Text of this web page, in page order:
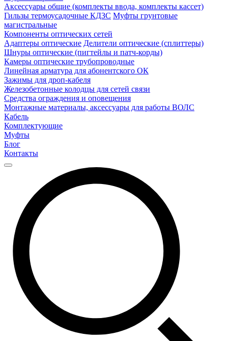
Аксессуары общие (комплекты ввода, комплекты кассет)
Гильзы термоусадочные КДЗС Муфты грунтовые
магистральные
Компоненты оптических сетей
Адаптеры оптические Делители оптические (сплиттеры)
Шнуры оптические (пигтейлы и патч-корды)
Камеры оптические трубопроводные
Линейная арматура для абонентского ОК
Зажимы для дроп-кабеля
Железобетонные колодцы для сетей связи
Средства ограждения и оповещения
Монтажные материалы, аксессуары для работы ВОЛС
Кабель
Комплектующие
Муфты
Блог
Контакты